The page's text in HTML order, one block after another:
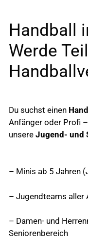
Handball
Werde
Du suchst einen
Anfänger oder Profi
unsere Jugend- und
– Minis ab 5 Jahren
– Jugendteams aller
– Damen- und
Seniorenbereich